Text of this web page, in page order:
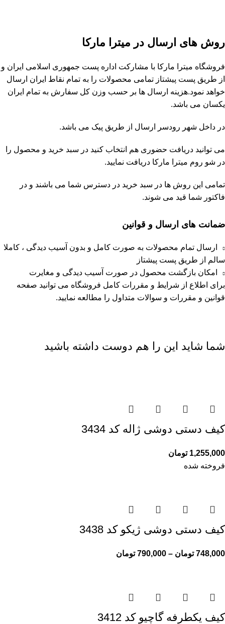
روش های ارسال در میترا مارکا
فروشگاه میترا مارکا با مشارکت اداره پست جمهوری اسلامی ایران و
از طریق پست پیشتاز تمامی محصولات را به تمام نقاط ایران ارسال
خواهد نمود.هزینه ارسال ها بر حسب وزن کل سفارش به تمام ایران
یکسان می باشد.
در داخل شهر رودسر ارسال از طریق پیک می باشد.
می توانید دریافت حضوری هم انتخاب کنید در سبد خرید و محصول را
در شو روم میترا مارکا دریافت نمایید.
تمامی این روش ها در سبد خرید در دسترس شما می باشند و در
فاکتور شما قید می شوند.
ضمانت های ارسال و قوانین
ارسال تمام محصولات به صورت کامل و بدون آسیب دیدگی ، کاملا
سالم از طریق پست پیشتاز
امکان بازگشت محصول در صورت آسیب دیدگی و مغایرت
برای اطلاع از شرایط و مقررات کامل فروشگاه می توانید صفحه
قوانین و مقررات و سوالات متداول را مطالعه نمایید.
شما شاید این را هم دوست داشته باشید
کیف دستی دوشی ژاله کد 3434
1,255,000 تومان
فروخته شده
کیف دستی دوشی ژیکو کد 3438
748,000 تومان –
790,000 تومان
کیف یکطرفه گاچیو کد 3412